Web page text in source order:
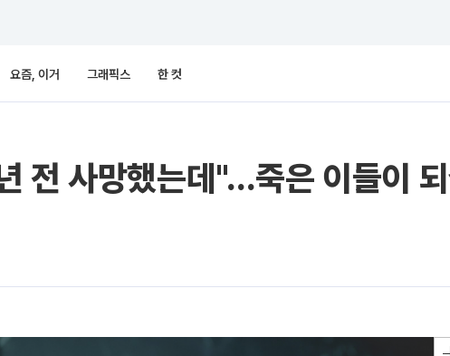
요즘, 이거 그래픽스 한 컷
전 사망했는데"…죽은 이들이